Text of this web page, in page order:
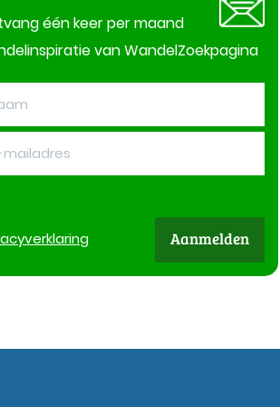
één keer per maand
van WandelZoekpagina
verklaring Aanmelden